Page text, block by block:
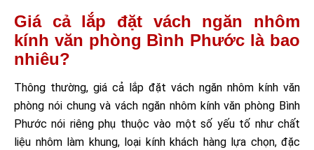
Giá cả lắp đặt vách ngăn nhôm
kính văn phòng Bình Phước là bao
nhiêu?
Thông thường, giá cả lắp đặt vách ngăn nhôm kính văn
phòng nói chung và vách ngăn nhôm kính văn phòng Bình
Phước nói riêng phụ thuộc vào một số yếu tố như chất
liệu nhôm làm khung, loại kính khách hàng lựa chọn, đặc